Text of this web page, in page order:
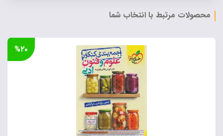
محصولات مرتبط با انتخاب شما
%۲۰